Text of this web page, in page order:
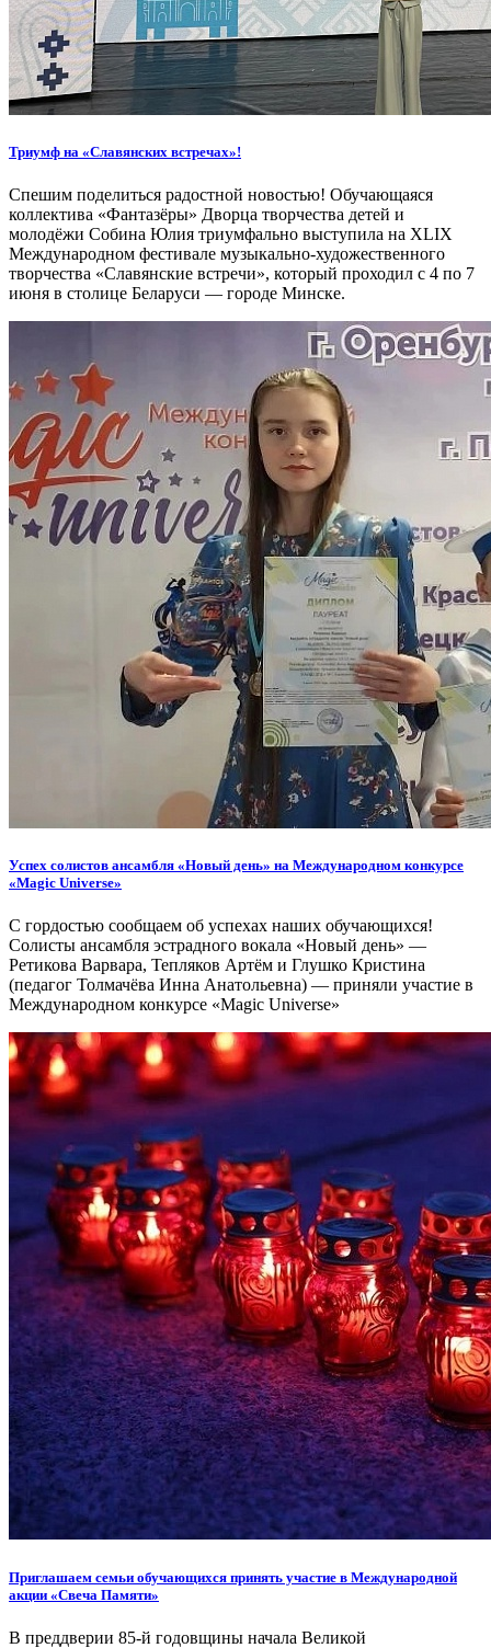
Триумф на «Славянских встречах»!
Спешим поделиться радостной новостью! Обучающаяся
коллектива «Фантазёры» Дворца творчества детей и
молодёжи Собина Юлия триумфально выступила на XLIX
Международном фестивале музыкально-художественного
творчества «Славянские встречи», который проходил с 4 по 7
июня в столице Беларуси — городе Минске.
Успех солистов ансамбля «Новый день» на Международном конкурсе
«Magic Universe»
С гордостью сообщаем об успехах наших обучающихся!
Солисты ансамбля эстрадного вокала «Новый день» —
Ретикова Варвара, Тепляков Артём и Глушко Кристина
(педагог Толмачёва Инна Анатольевна) — приняли участие в
Международном конкурсе «Magic Universe»
Приглашаем семьи обучающихся принять участие в Международной
акции «Свеча Памяти»
В преддверии 85-й годовщины начала Великой